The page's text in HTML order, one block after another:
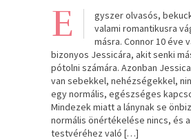
E
gyszer olvasós,
valami romantikusra
másra. Connor 10 éve
bizonyos Jessicára, akit senki
pótolni számára. Azonban
van sebekkel, nehézségekkel,
egy normális, egészséges
Mindezek miatt a lánynak se
normális önértékelése nincs, és
testvéréhez való […]